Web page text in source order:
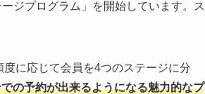
ジプログラム」を開始しています。ス
に応じて会員を4つのステージに分
の予約が出来るようになる魅力的なプ